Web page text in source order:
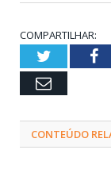
COMPARTILHAR:
Twitter
Email
CONTEÚDO